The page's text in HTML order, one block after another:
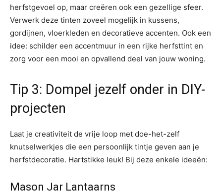
herfstgevoel op, maar creëren ook een gezellige sfeer.
Verwerk deze tinten zoveel mogelijk in kussens,
gordijnen, vloerkleden en decoratieve accenten. Ook een
idee: schilder een accentmuur in een rijke herfsttint en
zorg voor een mooi en opvallend deel van jouw woning.
Tip 3: Dompel jezelf onder in DIY-
projecten
Laat je creativiteit de vrije loop met doe-het-zelf
knutselwerkjes die een persoonlijk tintje geven aan je
herfstdecoratie. Hartstikke leuk! Bij deze enkele ideeën:
Mason Jar Lantaarns